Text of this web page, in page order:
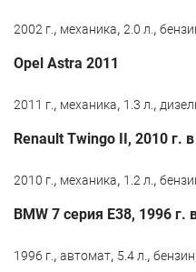
2002 г., механика, 2.0 л.,
Opel Astra 2011
2011 г., механика, 1.3 л.,
Renault Twingo II, 2010 г.
2010 г., механика, 1.2 л.,
BMW 7 серия E38, 1996 г.
1996 г., автомат, 5.4 л., бензин